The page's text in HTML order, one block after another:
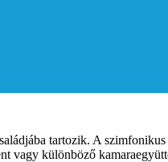
tartozik. A
vagy különböző